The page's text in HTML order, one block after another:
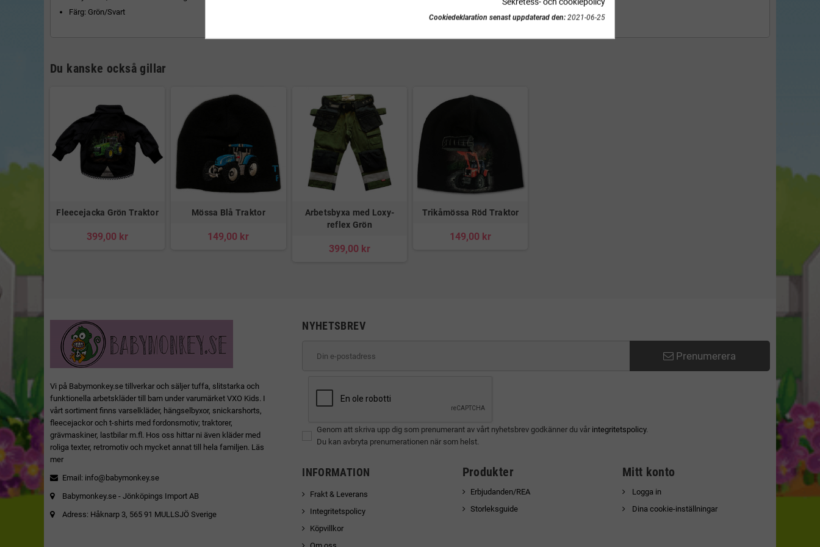
Färg: Grön/Svart
Du kanske också gillar
Fleecejacka Grön Traktor
399,00 kr
Mössa Blå Traktor
149,00 kr
Arbetsbyxa med Loxy-
reflex Grön
399,00 kr
Trikåmössa Röd Traktor
149,00 kr
Vi på Babymonkey.se tillverkar och säljer tuffa, slitstarka och
funktionella arbetskläder till barn under varumärket VXO Kids. I
vårt sortiment finns varselkläder, hängselbyxor, snickarshorts,
fleecejackor och t-shirts med fordonsmotiv; traktorer,
grävmaskiner, lastbilar m.fl. Hos oss hittar ni även kläder med
roliga texter, retromotiv och mycket annat till hela familjen. Läs
mer
Email: info@babymonkey.se
Babymonkey.se - Jönköpings Import AB
Adress: Håknarp 3, 565 91 MULLSJÖ Sverige
NYHETSBREV
Prenumerera
Genom att skriva upp dig som prenumerant av vårt nyhetsbrev godkänner du vår integritetspolicy.
Du kan avbryta prenumerationen när som helst.
INFORMATION
Frakt & Leverans
Integritetspolicy
Köpvillkor
Produkter
Erbjudanden/REA
Storleksguide
Mitt konto
Logga in
Dina cookie-inställningar
Cookiedeklaration senast uppdaterad den: 2021-06-25